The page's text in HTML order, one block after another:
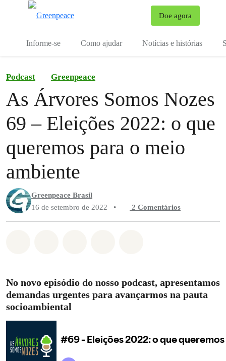
Doe agora
Informe-se Como ajudar Notícias e histórias
Podcast Greenpeace
As Árvores Somos Nozes
69 – Eleições 2022: o que
queremos para o meio
ambiente
Greenpeace Brasil
16 de setembro de 2022
• 2 Comentários
No novo episódio do nosso podcast, apresentamos
demandas urgentes para avançarmos na pauta
socioambiental